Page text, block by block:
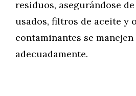
residuos, asegurándose
usados, filtros de aceite y
contaminantes se
adecuadamente.